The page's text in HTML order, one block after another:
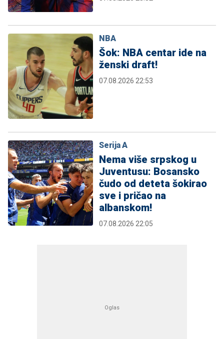
NBA
Šok: NBA centar ide na
ženski draft!
07.08.2026 22:53
Serija A
Nema više srpskog u
Juventusu: Bosansko
čudo od deteta šokirao
sve i pričao na
albanskom!
07.08.2026 22:05